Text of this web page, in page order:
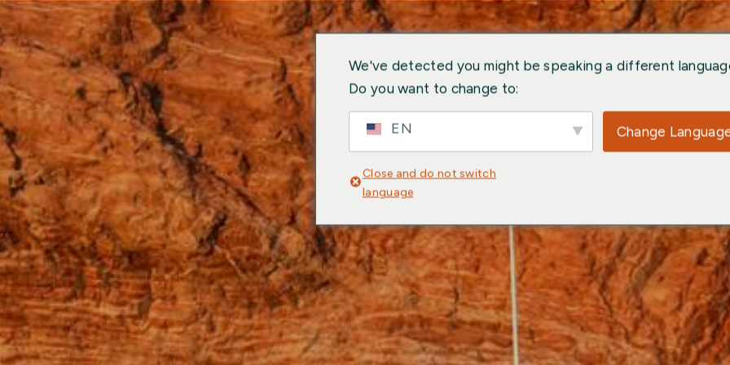
We've detected you might be speaking a different
Do you want to change to:
EN Change
Close and do not switch
language